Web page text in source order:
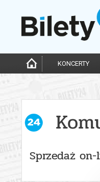
KONCERTY
Sprzedaż